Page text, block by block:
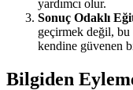
yardımcı olur.
Sonuç Odaklı
geçirmek değil,
kendine güvenen
Bilgiden